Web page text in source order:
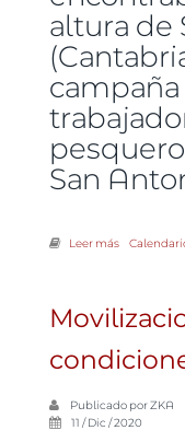
altura de
San
Leer mássobre LAB
Publicado porZKA
11 / Dic / 2020